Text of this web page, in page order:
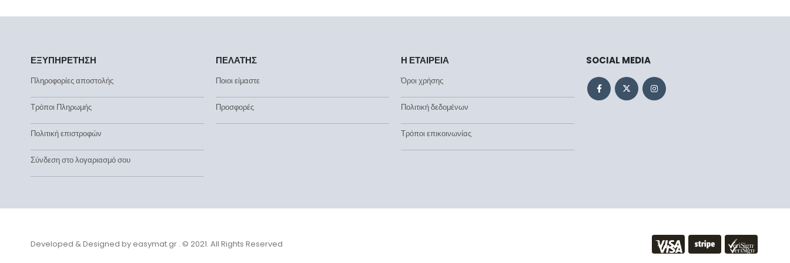
ΕΞΥΠΗΡΕΤΗΣΗ
Πληροφορίες αποστολής
Τρόποι Πληρωμής
Πολιτική επιστροφών
Σύνδεση στο λογαριασμό σου
ΠΕΛΑΤΗΣ
Ποιοι είμαστε
Προσφορές
Η ΕΤΑΙΡΕΙΑ
Όροι χρήσης
Πολιτική δεδομένων
Τρόποι επικοινωνίας
SOCIAL MEDIA
Developed & Designed by easymat.gr . © 2021. All Rights Reserved